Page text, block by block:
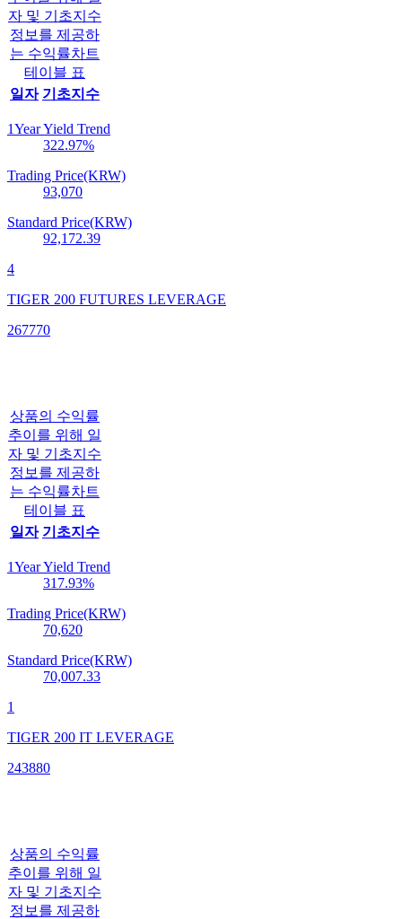
자 및 기초지수
정보를 제공하
는 수익률차트
테이블 표
일자 기초지수
1Year Yield Trend
322.97%
Trading Price(KRW)
93,070
Standard Price(KRW)
92,172.39
4
TIGER 200 FUTURES LEVERAGE
267770
상품의 수익률
추이를 위해 일
자 및 기초지수
정보를 제공하
는 수익률차트
테이블 표
일자 기초지수
1Year Yield Trend
317.93%
Trading Price(KRW)
70,620
Standard Price(KRW)
70,007.33
1
TIGER 200 IT LEVERAGE
243880
상품의 수익률
추이를 위해 일
자 및 기초지수
정보를 제공하